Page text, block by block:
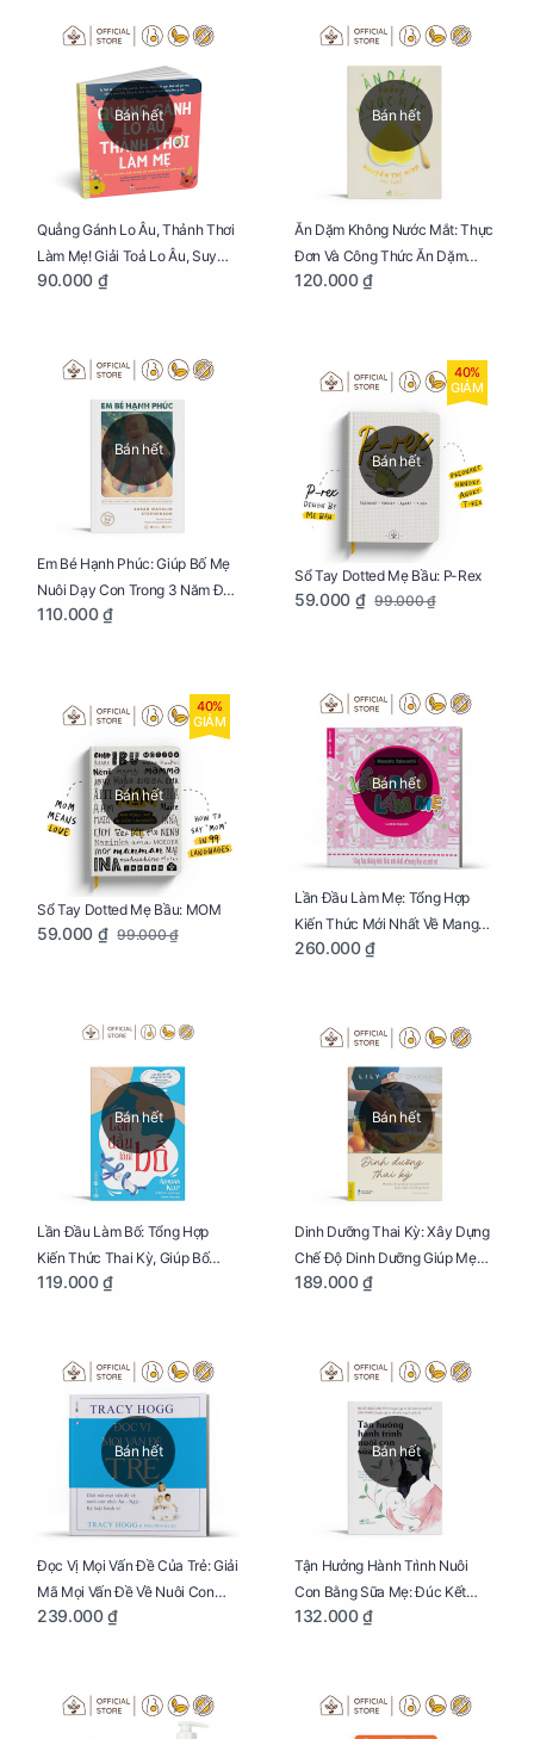
Bán hết
Quẳng Gánh Lo Âu, Thảnh Thơi
Làm Mẹ! Giải Toả Lo Âu, Suy
Nghĩ Tiêu Cực Cho Mẹ
90.000 ₫
Bán hết
Ăn Dặm Không Nước Mắt: Thực
Đơn Và Công Thức Ăn Dặm
Kiểu Nhật
120.000 ₫
Bán hết
Em Bé Hạnh Phúc: Giúp Bố Mẹ
Nuôi Dạy Con Trong 3 Năm Đầu
Đời
110.000 ₫
Bán hết
40%
GIẢM
Sổ Tay Dotted Mẹ Bầu: P-Rex
59.000 ₫ 99.000 ₫
Bán hết
40%
GIẢM
Sổ Tay Dotted Mẹ Bầu: MOM
59.000 ₫ 99.000 ₫
Bán hết
Lần Đầu Làm Mẹ: Tổng Hợp
Kiến Thức Mới Nhất Về Mang
Thai Và Sinh Nở Cho Mẹ Bầu
260.000 ₫
Bán hết
Lần Đầu Làm Bố: Tổng Hợp
Kiến Thức Thai Kỳ, Giúp Bố
Thấu Hiểu Hơn Về Mẹ Bầu Và
119.000 ₫
Bán hết
Dinh Dưỡng Thai Kỳ: Xây Dựng
Chế Độ Dinh Dưỡng Giúp Mẹ
Khỏe, Con Yêu Phát Triển Toàn
189.000 ₫
Bán hết
Đọc Vị Mọi Vấn Đề Của Trẻ: Giải
Mã Mọi Vấn Đề Về Nuôi Con
Nhỏ (Ăn, Ngủ, Kỷ Luật Hành Vi),
239.000 ₫
Bán hết
Tận Hưởng Hành Trình Nuôi
Con Bằng Sữa Mẹ: Đúc Kết
Những Kiến Thức Quý Báu Về
Mình Trong Hành Trình Nuôi
132.000 ₫